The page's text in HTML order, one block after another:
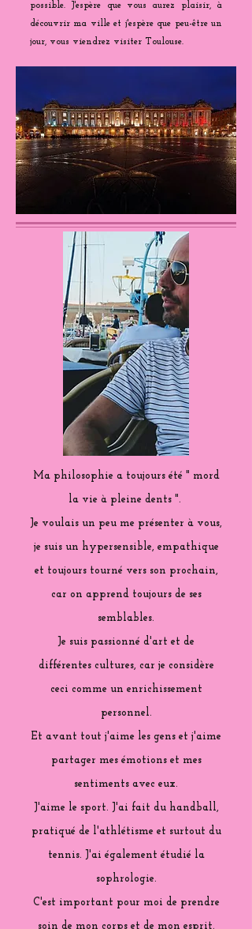
possible. J'espère que vous aurez plaisir, à
découvrir ma ville et j'espère que peu-être un
jour, vous viendrez visiter Toulouse.
Ma philosophie a toujours été " mord
la vie à pleine dents ".
Je voulais un peu me présenter à vous,
je suis un hypersensible, empathique
et toujours tourné vers son prochain,
car on apprend toujours de ses
semblables.
Je suis passionné d'art et de
différentes cultures, car je considère
ceci comme un enrichissement
personnel.
Et avant tout j'aime les gens et j'aime
partager mes émotions et mes
sentiments avec eux.
J'aime le sport. J'ai fait du handball,
pratiqué de l'athlétisme et surtout du
tennis. J'ai également étudié la
sophrologie.
C'est important pour moi de prendre
soin de mon corps et de mon esprit.